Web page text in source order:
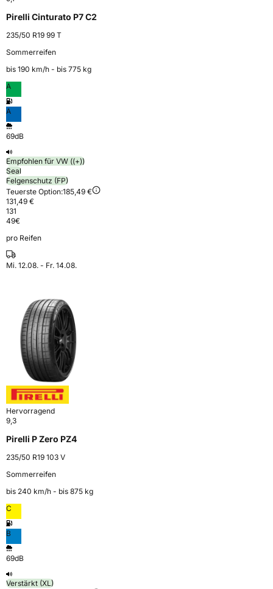
Pirelli Cinturato P7 C2
235/50 R19 99 T
Sommerreifen
bis 190 km⁠/⁠h - bis 775 kg
A
A
69dB
Empfohlen für VW ((+))
Seal
Felgenschutz (FP)
Teuerste Option:185,49 €
131,49 €
131
49€
pro Reifen
Mi. 12.08. - Fr. 14.08.
Hervorragend
9,3
Pirelli P Zero PZ4
235/50 R19 103 V
Sommerreifen
bis 240 km⁠/⁠h - bis 875 kg
C
B
69dB
Verstärkt (XL)